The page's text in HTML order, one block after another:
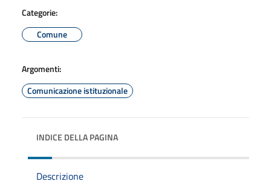
Categorie:
Comune
Argomenti:
Comunicazione istituzionale
INDICE DELLA PAGINA
Descrizione